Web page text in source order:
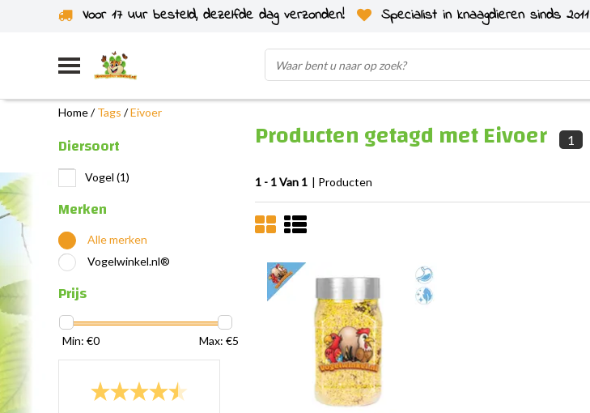
Voor 17 uur besteld, dezelfde dag verzonden!
Specialist in knaagdieren sinds 2011
Uit eigen voorraad verzonden
Home/Tags /Eivoer
Diersoort
Vogel (1)
Merken
Alle merken
Vogelwinkel.nl®
Prijs
Min: €0 Max: €5
Producten getagd met Eivoer 1
1 - 1 Van 1 | Producten